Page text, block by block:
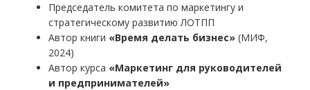
Председатель комитета по маркетингу и
стратегическому развитию ЛОТПП
Автор книги «Время делать бизнес» (МИФ,
2024)
Автор курса «Маркетинг для руководителей
и предпринимателей»